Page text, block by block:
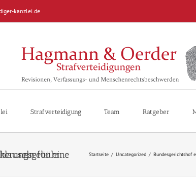
kanzlei.de
Strafverteidigung Team Ratgeber
bzw. Zinssicherungsgebühr Startseite / Uncategorized / Bundesgerichtshof